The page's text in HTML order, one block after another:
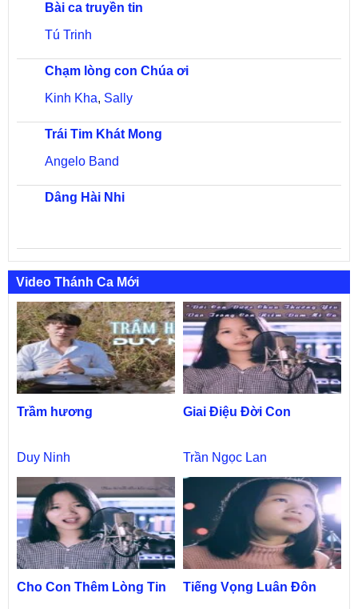
Bài ca truyền tin
Tú Trinh
Chạm lòng con Chúa ơi
Kinh Kha, Sally
Trái Tim Khát Mong
Angelo Band
Dâng Hài Nhi
Video Thánh Ca Mới
Trầm hương
Duy Ninh
Giai Điệu Đời Con
Trần Ngọc Lan
Cho Con Thêm Lòng Tin Tiếng Vọng Luân Đôn